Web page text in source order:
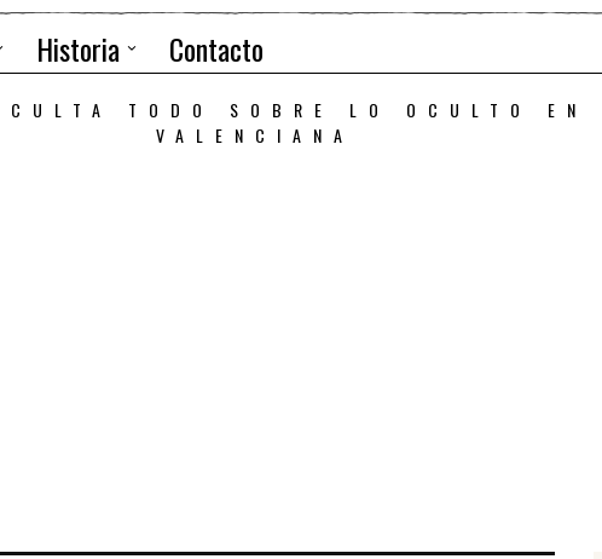
Historia Contacto
TODO SOBRE LO OCULTO EN
VALENCIANA